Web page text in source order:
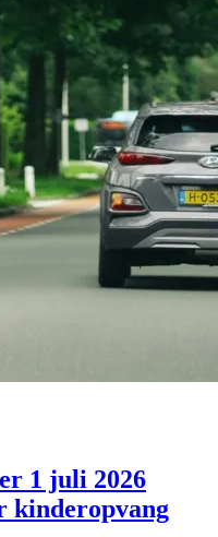
1 juli 2026
kinderopvang